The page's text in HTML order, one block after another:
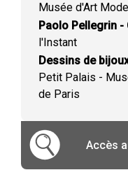
Musée d'Art
Paolo Pellegrin -
l'Instant
Dessins de
Petit Palais -
de Paris
Accès